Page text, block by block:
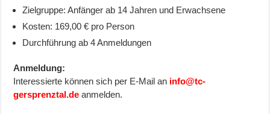
Zielgruppe: Anfänger ab 14 Jahren und Erwachsene
Kosten: 169,00 € pro Person
Durchführung ab 4 Anmeldungen
Anmeldung:
Interessierte können sich per E-Mail an info@tc-
gersprenztal.de anmelden.